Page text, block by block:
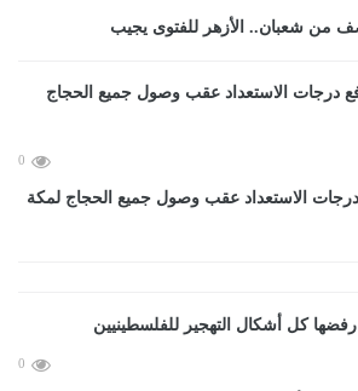
من شعبان.. الأزهر للفتوى يجيب
0
الاستعداد عقب وصول جميع الحجاج لمكة
0